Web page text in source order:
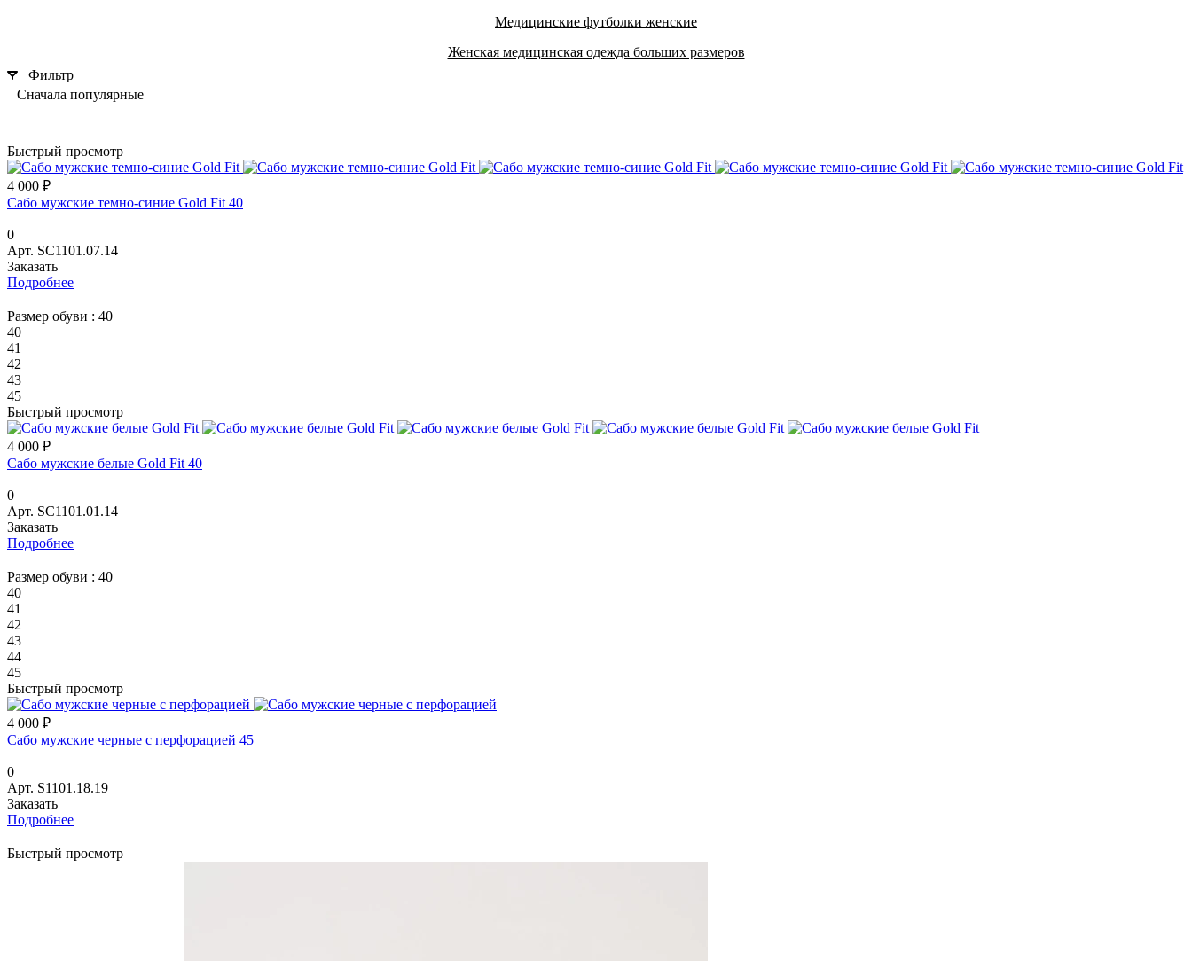
Медицинские футболки женские
Женская медицинская одежда больших размеров
Фильтр
Сначала популярные
Быстрый просмотр
4 000 ₽
Сабо мужские темно-синие Gold Fit 40
0
Арт. SC1101.07.14
Заказать
Подробнее
Размер обуви : 40
40
41
42
43
45
Быстрый просмотр
4 000 ₽
Сабо мужские белые Gold Fit 40
0
Арт. SC1101.01.14
Заказать
Подробнее
Размер обуви : 40
40
41
42
43
44
45
Быстрый просмотр
4 000 ₽
Сабо мужские черные с перфорацией 45
0
Арт. S1101.18.19
Заказать
Подробнее
Быстрый просмотр